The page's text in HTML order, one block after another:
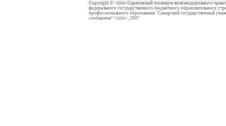
Copyright © <title>Саратовский техникум железнодорожного
федерального государственного бюджетного образовательного
профессионального образования "Самарский государственный
сообщения"</title>, 2007